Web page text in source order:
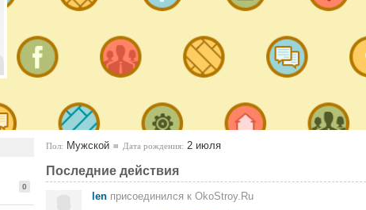
0
Пол: Мужской Дата рождения: 2 июля
Последние действия
len присоединился к OkoStroy.Ru